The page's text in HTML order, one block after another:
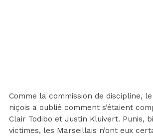
Comme la commission de discipline,
niçois a oublié comment s’étaient
Clair Todibo et Justin Kluivert. Punis,
victimes, les Marseillais n’ont eux